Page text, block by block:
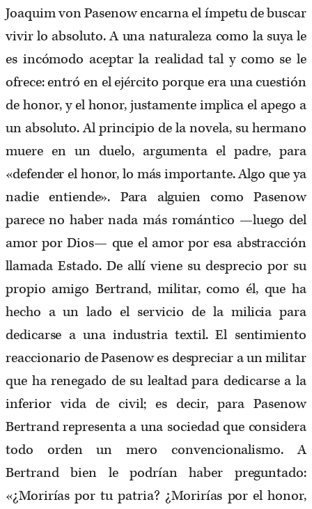
Joaquim von Pasenow encarna el ímpetu de buscar
vivir lo absoluto. A una naturaleza como la suya le
es incómodo aceptar la realidad tal y como se le
ofrece: entró en el ejército porque era una cuestión
de honor, y el honor, justamente implica el apego a
un absoluto. Al principio de la novela, su hermano
muere en un duelo, argumenta el padre, para
«defender el honor, lo más importante. Algo que ya
nadie entiende». Para alguien como Pasenow
parece no haber nada más romántico —luego del
amor por Dios— que el amor por esa abstracción
llamada Estado. De allí viene su desprecio por su
propio amigo Bertrand, militar, como él, que ha
hecho a un lado el servicio de la milicia para
dedicarse a una industria textil. El sentimiento
reaccionario de Pasenow es despreciar a un militar
que ha renegado de su lealtad para dedicarse a la
inferior vida de civil; es decir, para Pasenow
Bertrand representa a una sociedad que considera
todo orden un mero convencionalismo. A
Bertrand bien le podrían haber preguntado:
«¿Morirías por tu patria? ¿Morirías por el honor,